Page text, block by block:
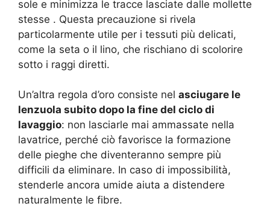
sole e minimizza le tracce lasciate dalle mollette
stesse . Questa precauzione si rivela
particolarmente utile per i tessuti più delicati,
come la seta o il lino, che rischiano di scolorire
sotto i raggi diretti.
Un’altra regola d’oro consiste nel asciugare le
lenzuola subito dopo la fine del ciclo di
lavaggio: non lasciarle mai ammassate nella
lavatrice, perché ciò favorisce la formazione
delle pieghe che diventeranno sempre più
difficili da eliminare. In caso di impossibilità,
stenderle ancora umide aiuta a distendere
naturalmente le fibre.